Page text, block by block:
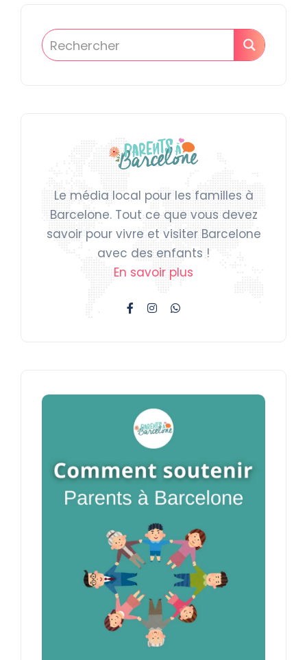
Le média local pour les familles à
Barcelone. Tout ce que vous devez
savoir pour vivre et visiter Barcelone
avec des enfants !
En savoir plus